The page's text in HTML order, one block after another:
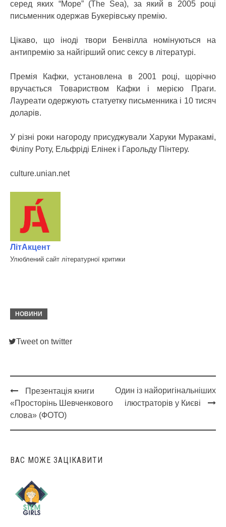
серед яких “Море” (The Sea), за який в 2005 році
письменник одержав Букерівську премію.
Цікаво, що іноді твори Бенвілла номінуються на
антипремію за найгірший опис сексу в літературі.
Премія Кафки, установлена в 2001 році, щорічно
вручається Товариством Кафки і мерією Праги.
Лауреати одержують статуетку письменника і 10 тисяч
доларів.
У різні роки нагороду присуджували Харуки Муракамі,
Філіпу Роту, Ельфріді Елінек і Гарольду Пінтеру.
culture.unian.net
ЛітАкцент
Улюблений сайт літературної критики
НОВИНИ
Tweet on twitter
Post
navigation
Презентація книги
«Просторінь Шевченкового
слова» (ФОТО)
Один із найоригінальніших
ілюстраторів у Києві
ВАС МОЖЕ ЗАЦІКАВИТИ